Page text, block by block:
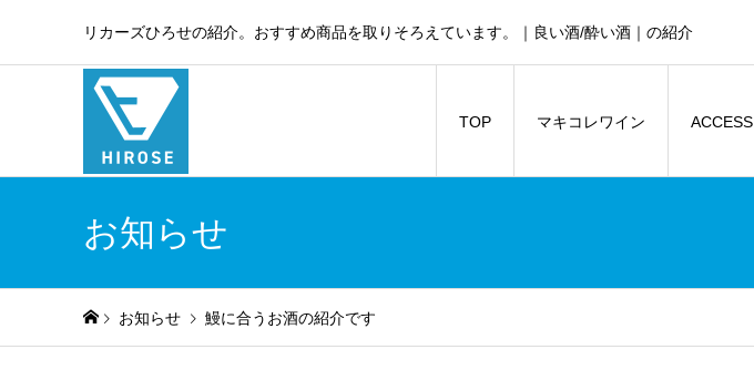
リカーズひろせの紹介。おすすめ商品を取りそろえています。｜良い酒/酔い酒｜の紹介
TOP マキコレワイン ACCESS
お知らせ
お知らせ 鰻に合うお酒の紹介です